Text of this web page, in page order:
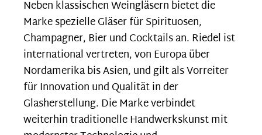
Neben klassischen Weingläsern bietet die
Marke spezielle Gläser für Spirituosen,
Champagner, Bier und Cocktails an. Riedel ist
international vertreten, von Europa über
Nordamerika bis Asien, und gilt als Vorreiter
für Innovation und Qualität in der
Glasherstellung. Die Marke verbindet
weiterhin traditionelle Handwerkskunst mit